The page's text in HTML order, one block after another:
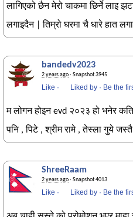
लागिएको छैन मेरो चाकमा छिर्ने लाइ
लगाइदैन | तिम्रो घरमा चै धारे हात
bandedv2023
2 years ago· Snapshot 3945
Like · Liked by · Be the
म लोगन होइन evd २०२३ हो भनेर कति
पनि , पिटे , श्रीम रामे , तेस्ला गुये
ShreeRaam
2 years ago· Snapshot 4013
Like · Liked by · Be the